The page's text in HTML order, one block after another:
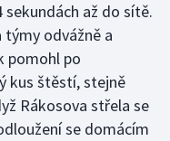
až do sítě.
týmy odvážně a
pomohl po
kus štěstí, stejně
Rákosova střela se
se domácím